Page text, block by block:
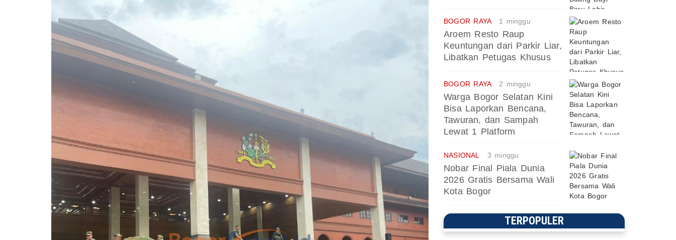
BOGOR RAYA 1 minggu
Aroem Resto Raup
Keuntungan dari Parkir Liar,
Libatkan Petugas Khusus
BOGOR RAYA 2 minggu
Warga Bogor Selatan Kini
Bisa Laporkan Bencana,
Tawuran, dan Sampah
Lewat 1 Platform
NASIONAL 3 minggu
Nobar Final Piala Dunia
2026 Gratis Bersama Wali
Kota Bogor
TERPOPULER